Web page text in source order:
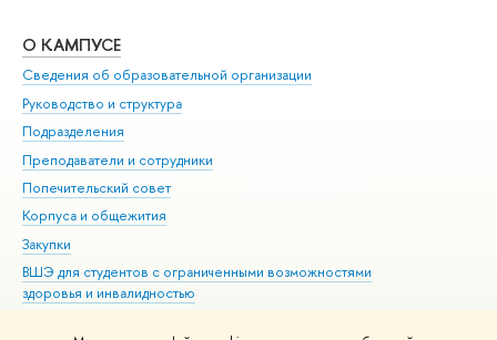
О КАМПУСЕ
Сведения об образовательной организации
Руководство и структура
Подразделения
Преподаватели и сотрудники
Попечительский совет
Корпуса и общежития
Закупки
ВШЭ для студентов с ограниченными возможностями
здоровья и инвалидностью